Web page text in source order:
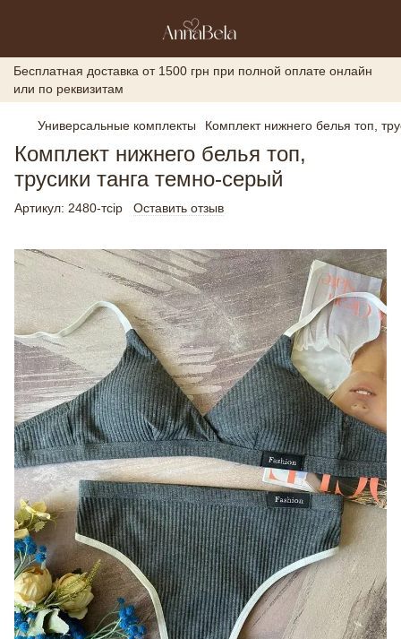
Бесплатная доставка от 1500 грн при полной оплате онлайн
или по реквизитам
Универсальные комплекты Комплект нижнего белья топ,
Комплект нижнего белья топ,
трусики танга темно-серый
Артикул: 2480-тсір Оставить отзыв